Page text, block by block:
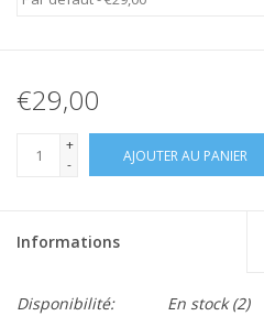
€29,00
+
-
AJOUTER AU PANIER
Informations
Disponibilité: En stock(2)